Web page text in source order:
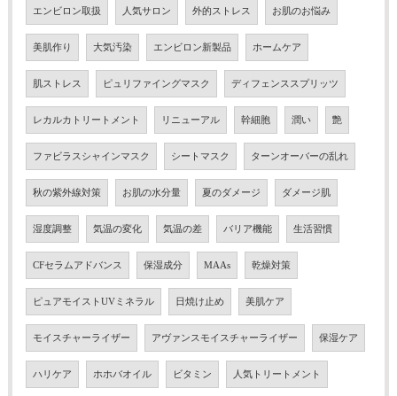
エンビロン取扱 人気サロン 外的ストレス お肌のお悩み
美肌作り 大気汚染 エンビロン新製品 ホームケア
肌ストレス ピュリファイングマスク ディフェンススプリッツ
レカルカトリートメント リニューアル 幹細胞 潤い 艶
ファビラスシャインマスク シートマスク ターンオーバーの乱れ
秋の紫外線対策 お肌の水分量 夏のダメージ ダメージ肌
湿度調整 気温の変化 気温の差 バリア機能 生活習慣
CFセラムアドバンス 保湿成分 MAAs 乾燥対策
ピュアモイストUVミネラル 日焼け止め 美肌ケア
モイスチャーライザー アヴァンスモイスチャーライザー 保湿ケア
ハリケア ホホバオイル ビタミン 人気トリートメント